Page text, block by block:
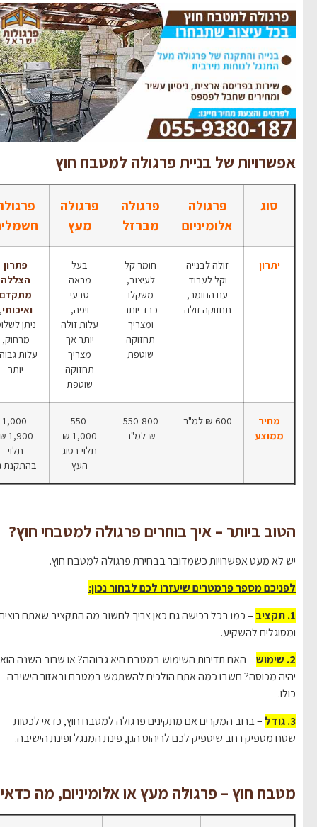
אפשרויות של בניית פרגולה למטבח חוץ
פרגולה
אלומיניום
פרגולה
מברזל
פרגולה
מעץ
פרגולה
חשמלית
יתרון
זולה לבנייה
וקל לעבוד
עם החומר,
תחזוקה זולה
חומר קל
לעיצוב,
משקלו
כבד יותר
ומצריך
תחזוקה
שוטפת
מראה
עלות זולה
יותר אך
מצריך
תחזוקה
שוטפת
פתרון
הצללה
מתקדם
ואיכותי,
ניתן לשלוט
מרחוק,
עלות גבוהה
מחיר
ממוצע
550-800
₪ למ"ר
1,000 ₪
תלוי בסוג
1,000-
1,900 ₪
בהתקנת גג
הטוב ביותר – איך בוחרים פרגולה למטבחי חוץ?
יש לא מעט אפשרויות כשמדובר בבחירת פרגולה למטבח חוץ.
לפניכם מספר פרמטרים שיעזרו לכם לבחור נכון:
– כמו בכל רכישה גם כאן צריך לחשוב מה התקציב שאתם רוצים
ומסוגלים להשקיע.
– האם תדירות השימוש במטבח היא גבוהה? או שרוב השנה הוא
יהיה מכוסה? חשבו כמה אתם הולכים להשתמש במטבח ובאזור הישיבה
– ברוב המקרים אם מתקינים פרגולה למטבח חוץ, כדאי לכסות
שטח מספיק רחב שיספיק לכם לריהוט הגן, פינת המנגל ופינת הישיבה.
מטבח חוץ – פרגולה מעץ או אלומיניום, מה כדאי?